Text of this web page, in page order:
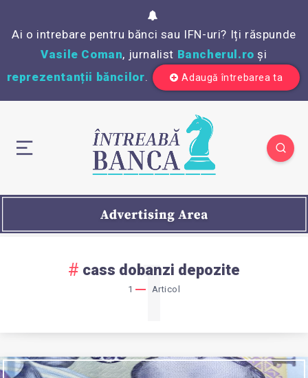
Ai o intrebare pentru bănci sau IFN-uri? Iți răspunde
Vasile Coman, jurnalist Bancherul.ro și
reprezentanții băncilor. Adaugă întrebarea ta
cass dobanzi depozite
1 Articol
1